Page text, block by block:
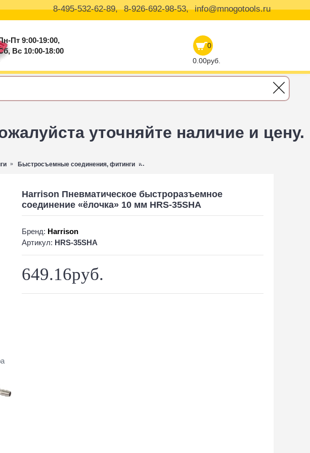
8-495-532-62-89, 8-926-692-98-53, info@mnogotools.ru
Пт 9:00-19:00,
Вс 10:00-18:00
0
0.00руб.
уточняйте наличие и цену.
Быстросъемные соединения, фитинги
Harrison Пневматическое быстроразъемное
соединение «ёлочка» 10 мм HRS-35SHA
Бренд: Harrison
Артикул: HRS-35SHA
649.16руб.